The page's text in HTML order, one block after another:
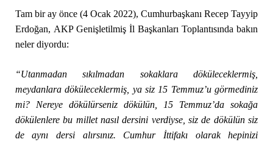
Tam bir ay önce (4 Ocak 2022), Cumhurbaşkanı Recep Tayyip
Erdoğan, AKP Genişletilmiş İl Başkanları Toplantısında bakın
neler diyordu:
“Utanmadan sıkılmadan sokaklara döküleceklermiş,
meydanlara döküleceklermiş, ya siz 15 Temmuz’u görmediniz
mi? Nereye dökülürseniz dökülün, 15 Temmuz’da sokağa
dökülenlere bu millet nasıl dersini verdiyse, siz de dökülün siz
de aynı dersi alırsınız. Cumhur İttifakı olarak hepinizi